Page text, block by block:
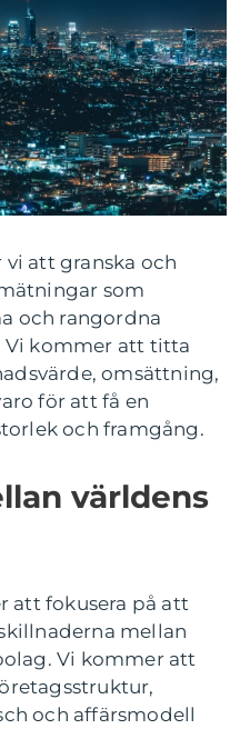
att granska och
som
och rangordna
Vi kommer att titta
omsättning,
för att få en
och framgång.
världens
att fokusera på att
mellan
Vi kommer att
och affärsmodell